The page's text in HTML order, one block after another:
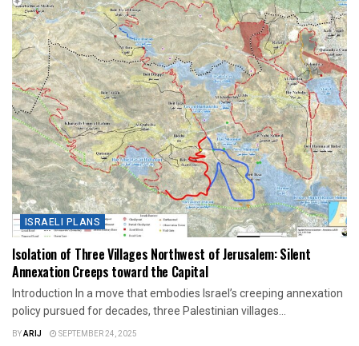
ISRAELI PLANS
Isolation of Three Villages Northwest of Jerusalem: Silent
Annexation Creeps toward the Capital
Introduction In a move that embodies Israel’s creeping annexation
policy pursued for decades, three Palestinian villages...
BYARIJ SEPTEMBER 24, 2025